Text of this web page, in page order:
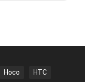
Hoco HTC